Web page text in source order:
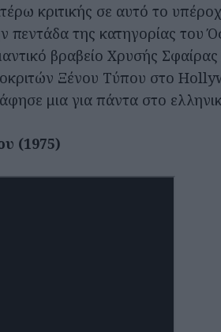
κριτικής σε αυτό το
πεντάδα της κατηγορίας του
βραβείο Χρυσής
Ξένου Τύπου στο
μια για πάντα στο
(1975)